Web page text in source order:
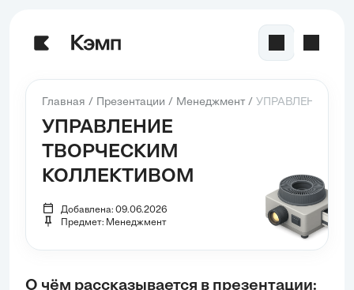
Главная Презентации Менеджмент УПРАВЛЕНИЕ
УПРАВЛЕНИЕ
ТВОРЧЕСКИМ
КОЛЛЕКТИВОМ
Добавлена: 09.06.2026
Предмет: Менеджмент
О чём рассказывается в презентации: